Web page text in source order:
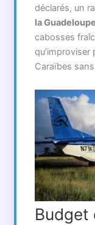
déclarés, un
la Guadeloupe
cabosses
qu’improviser
Caraïbes
Budget